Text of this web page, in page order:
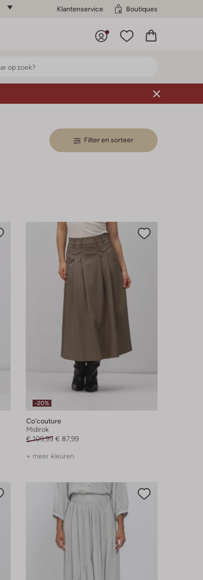
Klantenservice Boutiques
Filter en sorteer
-20%
Co'couture
Midirok
€ 109,99 € 87,99
+ meer kleuren